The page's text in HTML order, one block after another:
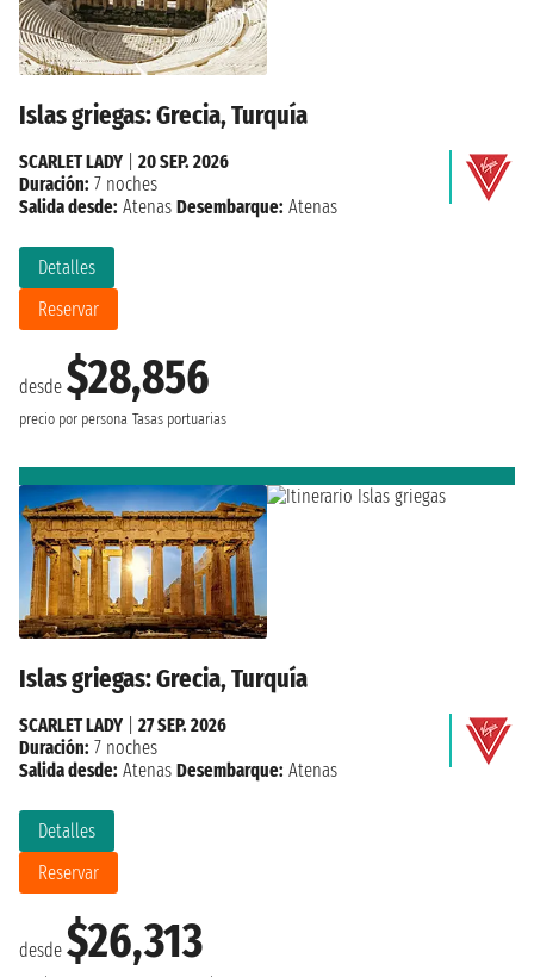
Islas griegas: Grecia, Turquía
desde $28,856
precio por persona Tasas portuarias
Detalles
Reservar
SCARLET LADY
20 SEP. 2026
Duración: 7 noches
Salida desde: Atenas Desembarque: Atenas
Islas griegas: Grecia, Turquía
desde $26,313
Detalles
Reservar
SCARLET LADY
27 SEP. 2026
Duración: 7 noches
Salida desde: Atenas Desembarque: Atenas